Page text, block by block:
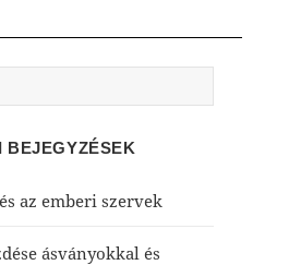
BEJEGYZÉSEK
az emberi szervek
ásványokkal és